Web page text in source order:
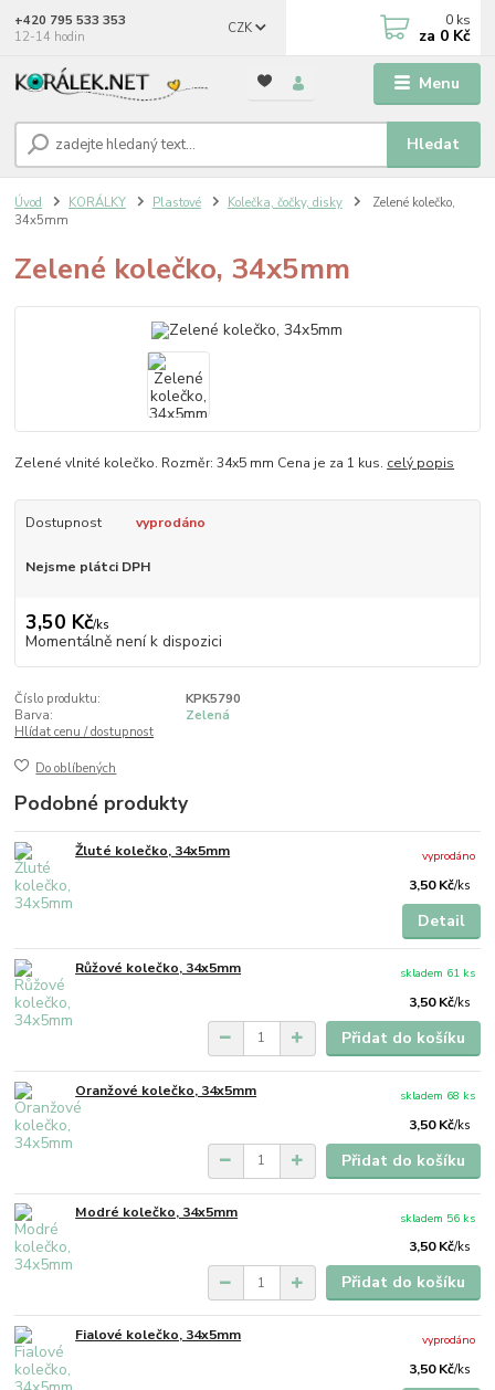
Menu
CZK
Hledat
+420 795 533 353
12-14 hodin
0 ks
za 0 Kč
Úvod KORÁLKY Plastové Kolečka, čočky, disky
Zelené kolečko,
34x5mm
Zelené kolečko, 34x5mm
Zelené vlnité kolečko. Rozměr: 34x5 mm Cena je za 1 kus. celý popis
Dostupnost vyprodáno
Nejsme plátci DPH
3,50 Kč/ks
Momentálně není k dispozici
Číslo produktu:
KPK5790
Barva:
Zelená
Hlídat cenu / dostupnost
Do oblíbených
Podobné produkty
Žluté kolečko, 34x5mm
3,50 Kč/ks
vyprodáno
Detail
Růžové kolečko, 34x5mm
3,50 Kč/ks
skladem 61 ks
Přidat do košíku
Oranžové kolečko, 34x5mm
3,50 Kč/ks
skladem 68 ks
Přidat do košíku
Modré kolečko, 34x5mm
3,50 Kč/ks
skladem 56 ks
Přidat do košíku
Fialové kolečko, 34x5mm
3,50 Kč/ks
vyprodáno